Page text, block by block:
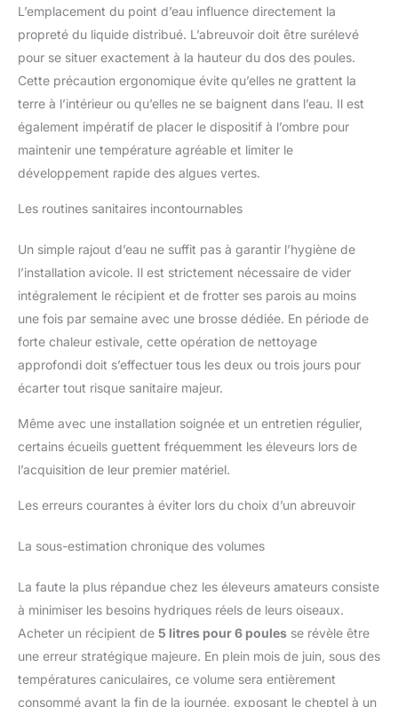
L’emplacement du point d’eau influence directement la
propreté du liquide distribué. L’abreuvoir doit être surélevé
pour se situer exactement à la hauteur du dos des poules.
Cette précaution ergonomique évite qu’elles ne grattent la
terre à l’intérieur ou qu’elles ne se baignent dans l’eau. Il est
également impératif de placer le dispositif à l’ombre pour
maintenir une température agréable et limiter le
développement rapide des algues vertes.
Les routines sanitaires incontournables
Un simple rajout d’eau ne suffit pas à garantir l’hygiène de
l’installation avicole. Il est strictement nécessaire de vider
intégralement le récipient et de frotter ses parois au moins
une fois par semaine avec une brosse dédiée. En période de
forte chaleur estivale, cette opération de nettoyage
approfondi doit s’effectuer tous les deux ou trois jours pour
écarter tout risque sanitaire majeur.
Même avec une installation soignée et un entretien régulier,
certains écueils guettent fréquemment les éleveurs lors de
l’acquisition de leur premier matériel.
Les erreurs courantes à éviter lors du choix d’un abreuvoir
La sous-estimation chronique des volumes
La faute la plus répandue chez les éleveurs amateurs consiste
à minimiser les besoins hydriques réels de leurs oiseaux.
Acheter un récipient de 5 litres pour 6 poules se révèle être
une erreur stratégique majeure. En plein mois de juin, sous des
températures caniculaires, ce volume sera entièrement
consommé avant la fin de la journée, exposant le cheptel à un